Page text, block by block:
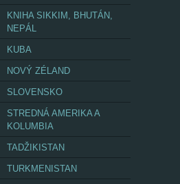
KNIHA SIKKIM, BHUTÁN,
NEPÁL
KUBA
NOVÝ ZÉLAND
SLOVENSKO
STREDNÁ AMERIKA A
KOLUMBIA
TADŽIKISTAN
TURKMENISTAN